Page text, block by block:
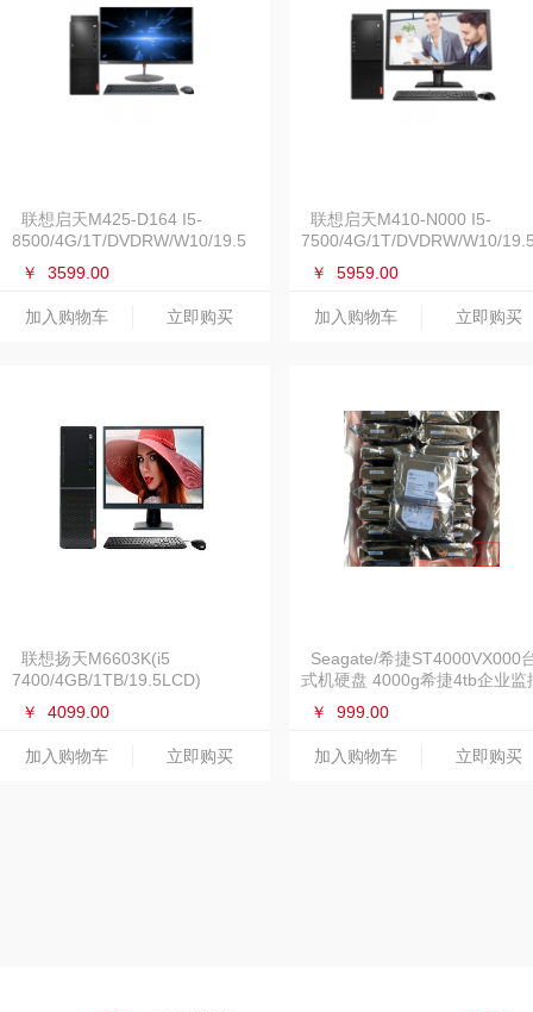
联想启天M425-D164 I5-
8500/4G/1T/DVDRW/W10/19.5
￥
3599.00
加入购物车 立即购买
联想启天M410-N000 I5-
7500/4G/1T/DVDRW/W10/
￥
5959.00
加入购物车 立即购买
联想扬天M6603K(i5
7400/4GB/1TB/19.5LCD)
￥
4099.00
加入购物车 立即购买
Seagate/希捷ST4000VX000
式机硬盘 4000g希捷4tb企业监
硬盘
￥ 999.00
加入购物车 立即购买